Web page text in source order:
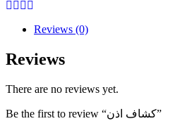
Reviews (0)
Reviews
There are no reviews yet.
Be the first to review “كشاف اذن”